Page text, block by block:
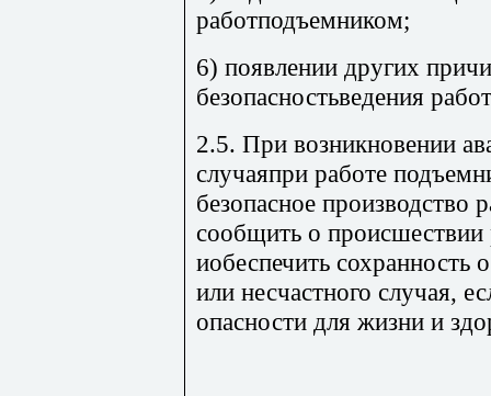
работподъемником;
6) появлении других
безопасностьведения
2.5. При возникновении
случаяпри работе
безопасное
сообщить о происшествии
иобеспечить сохранность
или несчастного случая,
опасности для жизни и